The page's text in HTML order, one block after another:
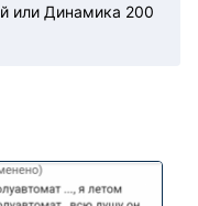
или Динамика 200